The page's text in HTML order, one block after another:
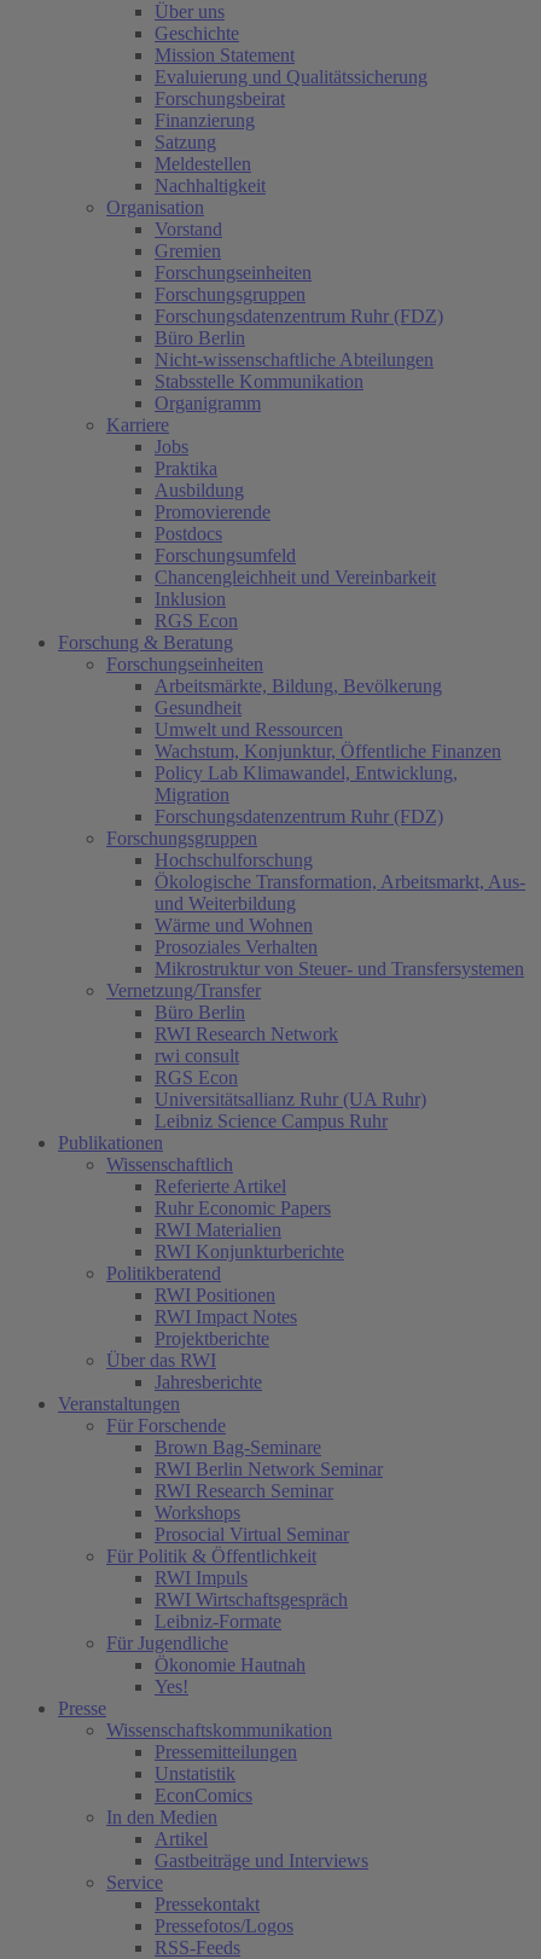
Über uns
Geschichte
Mission Statement
Evaluierung und Qualitätssicherung
Forschungsbeirat
Finanzierung
Satzung
Meldestellen
Nachhaltigkeit
Organisation
Vorstand
Gremien
Forschungseinheiten
Forschungsgruppen
Forschungsdatenzentrum Ruhr (FDZ)
Büro Berlin
Nicht-wissenschaftliche Abteilungen
Stabsstelle Kommunikation
Organigramm
Karriere
Jobs
Praktika
Ausbildung
Promovierende
Postdocs
Forschungsumfeld
Chancengleichheit und Vereinbarkeit
Inklusion
RGS Econ
Forschung & Beratung
Forschungseinheiten
Arbeitsmärkte, Bildung, Bevölkerung
Gesundheit
Umwelt und Ressourcen
Wachstum, Konjunktur, Öffentliche Finanzen
Policy Lab Klimawandel, Entwicklung,
Migration
Forschungsdatenzentrum Ruhr (FDZ)
Forschungsgruppen
Hochschulforschung
Ökologische Transformation, Arbeitsmarkt, Aus-
und Weiterbildung
Wärme und Wohnen
Prosoziales Verhalten
Mikrostruktur von Steuer- und Transfersystemen
Vernetzung/Transfer
Büro Berlin
RWI Research Network
rwi consult
RGS Econ
Universitätsallianz Ruhr (UA Ruhr)
Leibniz Science Campus Ruhr
Publikationen
Wissenschaftlich
Referierte Artikel
Ruhr Economic Papers
RWI Materialien
RWI Konjunkturberichte
Politikberatend
RWI Positionen
RWI Impact Notes
Projektberichte
Über das RWI
Jahresberichte
Veranstaltungen
Für Forschende
Brown Bag-Seminare
RWI Berlin Network Seminar
RWI Research Seminar
Workshops
Prosocial Virtual Seminar
Für Politik & Öffentlichkeit
RWI Impuls
RWI Wirtschaftsgespräch
Leibniz-Formate
Für Jugendliche
Ökonomie Hautnah
Yes!
Presse
Wissenschaftskommunikation
Pressemitteilungen
Unstatistik
EconComics
In den Medien
Artikel
Gastbeiträge und Interviews
Service
Pressekontakt
Pressefotos/Logos
RSS-Feeds